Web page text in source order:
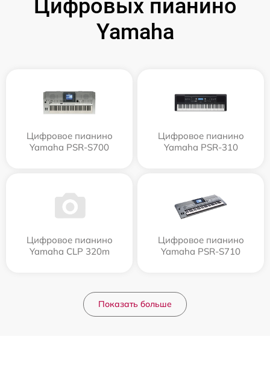
Цифровых пианино
Yamaha
Цифровое пианино
Yamaha PSR-S700
Цифровое пианино
Yamaha PSR-310
Цифровое пианино
Yamaha CLP 320m
Цифровое пианино
Yamaha PSR-S710
Показать больше